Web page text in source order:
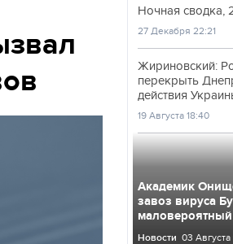
Происшествия
Ночная сводка,
27 Декабря 22:21
Жириновский:
перекрыть
действия
19 Августа 18:40
Академик
завоз вируса
маловероятный
Новости 03 Августа